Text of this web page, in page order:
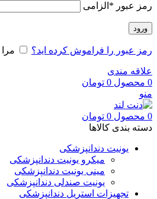
رمز عبور * الزامی
ورود
رمز عبور را فراموش کرده اید؟
علاقه مندی
0 محصول 0 تومان
منو
0 محصول 0 تومان
دسته بندی کالاها
یونیت دندانپزشکی
میکرو یونیت دندانپزشکی
مینی یونیت دندانپزشکی
یونیت صندلی دندانپزشکی
تجهیزات استریل دندانپزشکی